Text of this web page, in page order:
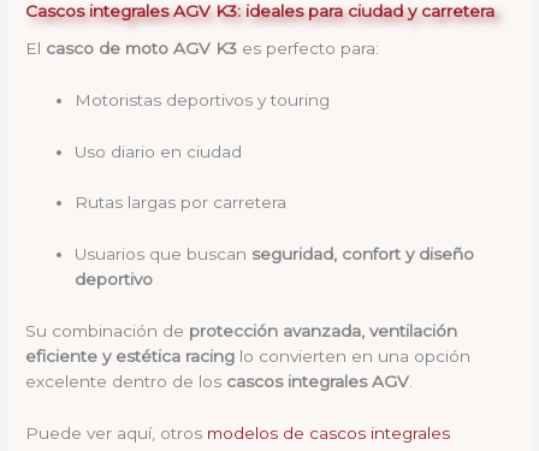
Cascos integrales AGV K3: ideales para ciudad y carretera
El casco de moto AGV K3 es perfecto para:
Motoristas deportivos y touring
Uso diario en ciudad
Rutas largas por carretera
Usuarios que buscan seguridad, confort y diseño
deportivo
Su combinación de protección avanzada, ventilación
eficiente y estética racing lo convierten en una opción
excelente dentro de los cascos integrales AGV
Puede ver aquí, otros modelos de cascos integrales